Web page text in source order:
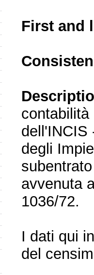
First and
dell'INCIS
degli
avvenuta
1036/72.
I dati qui
del